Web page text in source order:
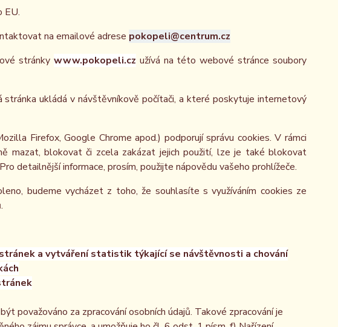
EU.
na emailové adrese pokopeli@centrum.cz
stránky www.pokopeli.cz užívá na této webové stránce soubory
ukládá v návštěvníkově počítači, a které poskytuje internetový
Firefox, Google Chrome apod.) podporují správu cookies. V rámci
mazat, blokovat či zcela zakázat jejich použití, lze je také blokovat
detailnější informace, prosím, použijte nápovědu vašeho prohlížeče.
budeme vycházet z toho, že souhlasíte s využíváním cookies ze
a vytváření statistik týkající se návštěvnosti a chování
považováno za zpracování osobních údajů. Takové zpracování je